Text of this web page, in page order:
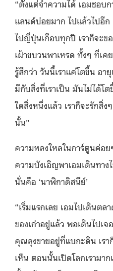
“ตั้งแต่จำความได้ เอมชอบ
แลนด์บ่อยมาก ไปแล้วไปอี
ไปญี่ปุ่นเกือบทุกปี เราก็จะ
เฝ้าขบวนพาเหรด ทั้งๆ ที่เ
รู้สึกว่า วันนี้เราแค่โตขึ้น อา
มีกับสิ่งที่เราเป็น มันไม่ได้โต
ใดสิ่งหนึ่งแล้ว เราก็จะรักสิ่
นั้น”
ความหลงใหลในการ์ตูนค่อ
ความบังเอิญพาเอมเดินทา
นั่นคือ ‘นาฬิกาดิสนีย์’
“เริ่มแรกเลย เอมไปเดินต
ของเก่าอยู่แล้ว พอเดินไปเ
คุณลุงขายอยู่ที่แบกะดิน เรา
เห็น ตอนนั้นเปิดโลกเรามา